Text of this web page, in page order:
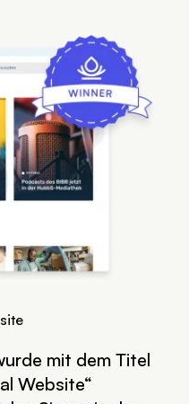
mit dem Titel
Website“